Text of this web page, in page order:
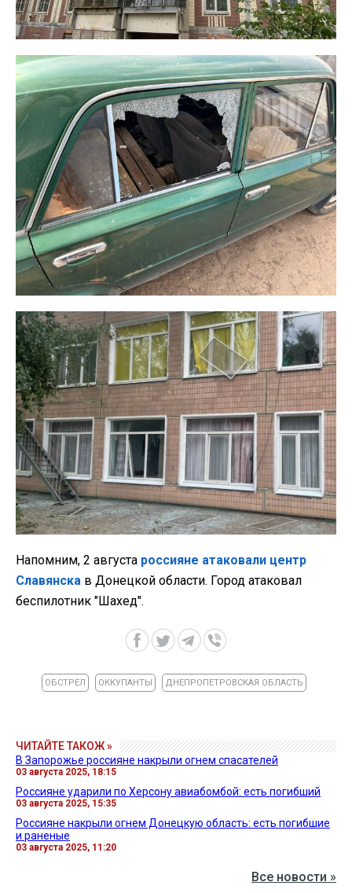
Напомним, 2 августа россияне атаковали центр
Славянска в Донецкой области. Город атаковал
беспилотник "Шахед".
ОБСТРЕЛ ОККУПАНТЫ ДНЕПРОПЕТРОВСКАЯ ОБЛАСТЬ
ЧИТАЙТЕ ТАКОЖ »
В Запорожье россияне накрыли огнем спасателей
03 августа 2025, 18:15
Россияне ударили по Херсону авиабомбой: есть погибший
03 августа 2025, 15:35
Россияне накрыли огнем Донецкую область: есть погибшие
и раненые
03 августа 2025, 11:20
Все новости »